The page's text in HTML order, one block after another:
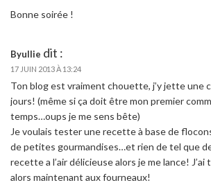
Bonne soirée !
Byullie dit :
17 JUIN 2013 À 13:24
Ton blog est vraiment chouette, j’y jette une
jours! (même si ça doit être mon premier
temps…oups je me sens bête)
Je voulais tester une recette à base de
de petites gourmandises…et rien de tel que
recette a l’air délicieuse alors je me lance!
alors maintenant aux fourneaux!